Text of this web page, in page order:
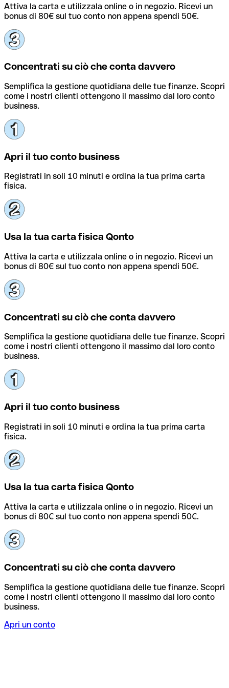
Attiva la carta e utilizzala online o in negozio. Ricevi un
bonus di 80€ sul tuo conto non appena spendi 50€.
Concentrati su ciò che conta davvero
Semplifica la gestione quotidiana delle tue finanze. Scopri
come i nostri clienti ottengono il massimo dal loro conto
business.
Apri il tuo conto business
Registrati in soli 10 minuti e ordina la tua prima carta
fisica.
Usa la tua carta fisica Qonto
Attiva la carta e utilizzala online o in negozio. Ricevi un
bonus di 80€ sul tuo conto non appena spendi 50€.
Concentrati su ciò che conta davvero
Semplifica la gestione quotidiana delle tue finanze. Scopri
come i nostri clienti ottengono il massimo dal loro conto
business.
Apri il tuo conto business
Registrati in soli 10 minuti e ordina la tua prima carta
fisica.
Usa la tua carta fisica Qonto
Attiva la carta e utilizzala online o in negozio. Ricevi un
bonus di 80€ sul tuo conto non appena spendi 50€.
Concentrati su ciò che conta davvero
Semplifica la gestione quotidiana delle tue finanze. Scopri
come i nostri clienti ottengono il massimo dal loro conto
business.
Apri un conto